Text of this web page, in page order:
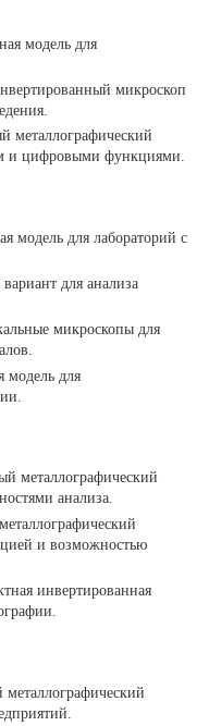
модель для
микроскоп
металлографический
и цифровыми функциями.
модель для лабораторий с
для анализа
микроскопы для
модель для
металлографический
анализа.
и возможностью
инвертированная